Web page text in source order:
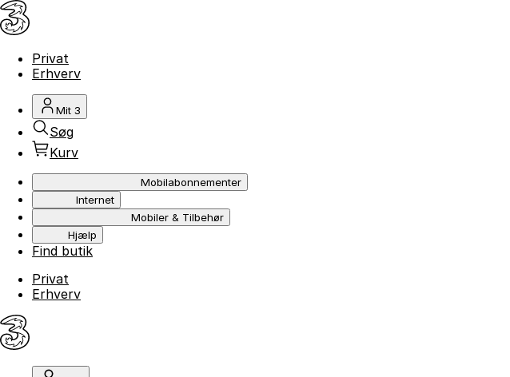
Privat
Erhverv
Mit 3
Søg
Kurv
Mobilabonnementer
Internet
Mobiler & Tilbehør
Hjælp
Find butik
Privat
Erhverv